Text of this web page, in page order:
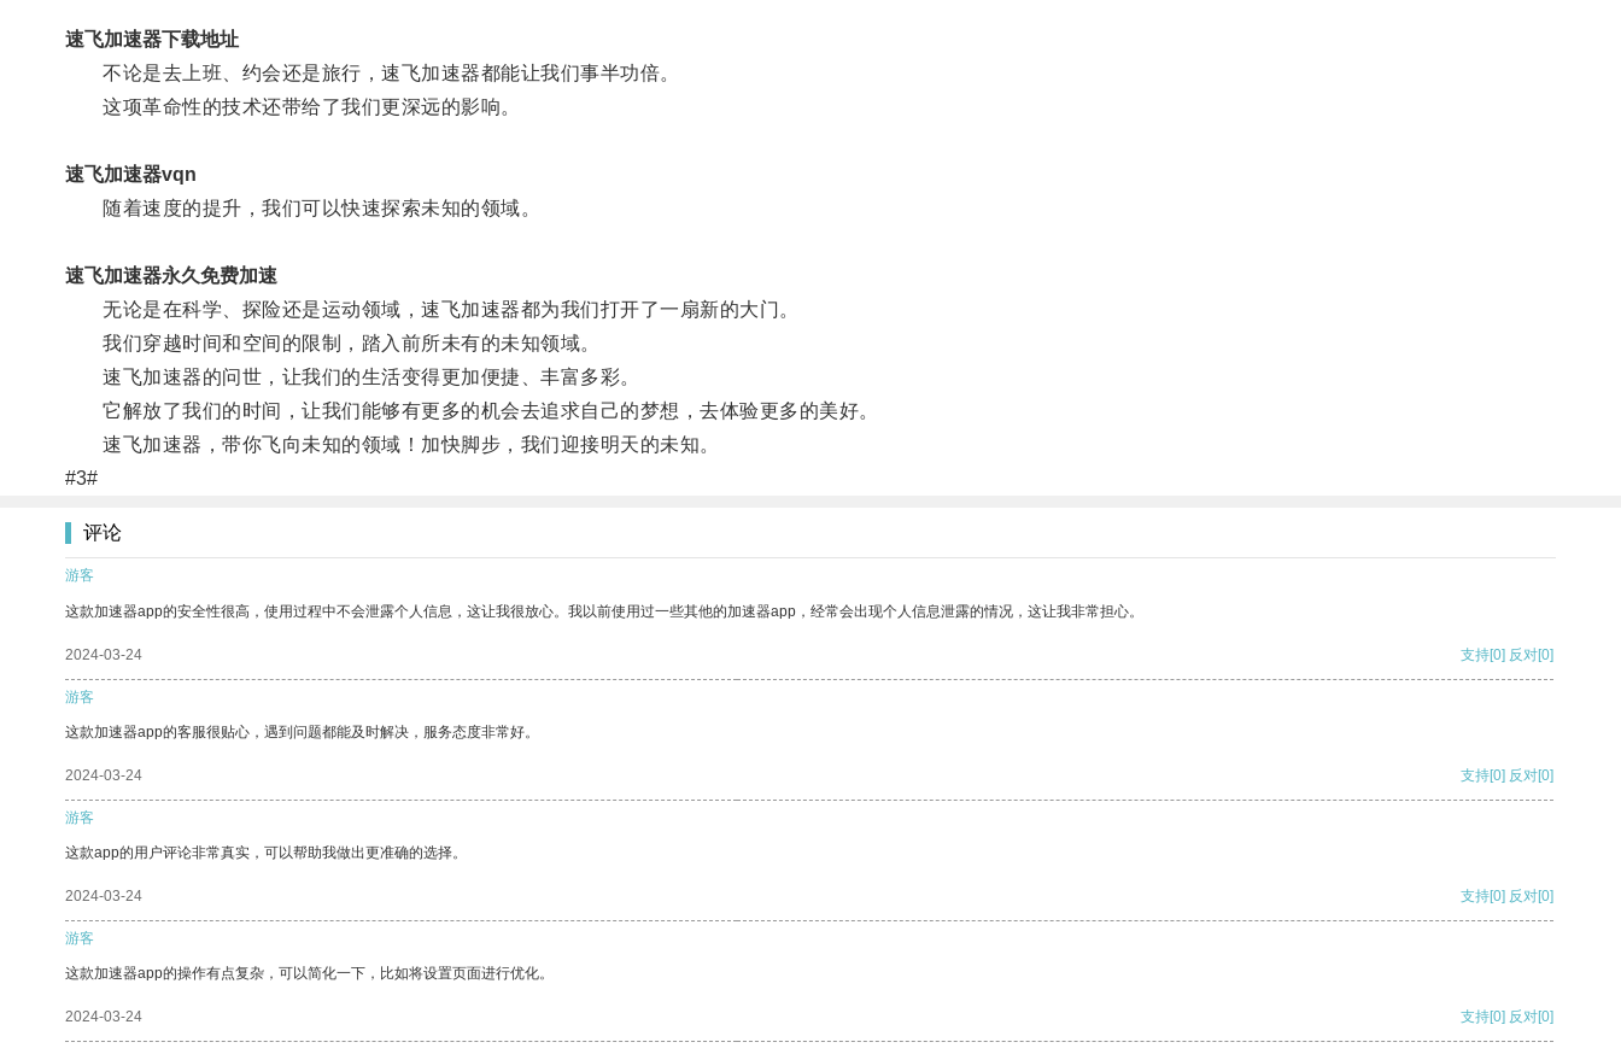
速飞加速器下载地址
不论是去上班、约会还是旅行，速飞加速器都能让我们事半功倍。
这项革命性的技术还带给了我们更深远的影响。
速飞加速器vqn
随着速度的提升，我们可以快速探索未知的领域。
速飞加速器永久免费加速
无论是在科学、探险还是运动领域，速飞加速器都为我们打开了一扇新的大门。
我们穿越时间和空间的限制，踏入前所未有的未知领域。
速飞加速器的问世，让我们的生活变得更加便捷、丰富多彩。
它解放了我们的时间，让我们能够有更多的机会去追求自己的梦想，去体验更多的美好。
速飞加速器，带你飞向未知的领域！加快脚步，我们迎接明天的未知。
#3#
评论
游客
这款加速器app的安全性很高，使用过程中不会泄露个人信息，这让我很放心。我以前使用过一些其他的加速器app，经常会出现个人信息泄露的情况，这让我非常担心。
2024-03-24 支持[0] 反对[0]
游客
这款加速器app的客服很贴心，遇到问题都能及时解决，服务态度非常好。
2024-03-24 支持[0] 反对[0]
游客
这款app的用户评论非常真实，可以帮助我做出更准确的选择。
2024-03-24 支持[0] 反对[0]
游客
这款加速器app的操作有点复杂，可以简化一下，比如将设置页面进行优化。
2024-03-24 支持[0] 反对[0]